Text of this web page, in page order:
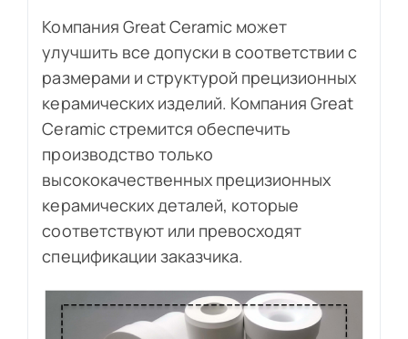
Компания Great Ceramic может
улучшить все допуски в соответствии с
размерами и структурой прецизионных
керамических изделий. Компания Great
Ceramic стремится обеспечить
производство только
высококачественных прецизионных
керамических деталей, которые
соответствуют или превосходят
спецификации заказчика.